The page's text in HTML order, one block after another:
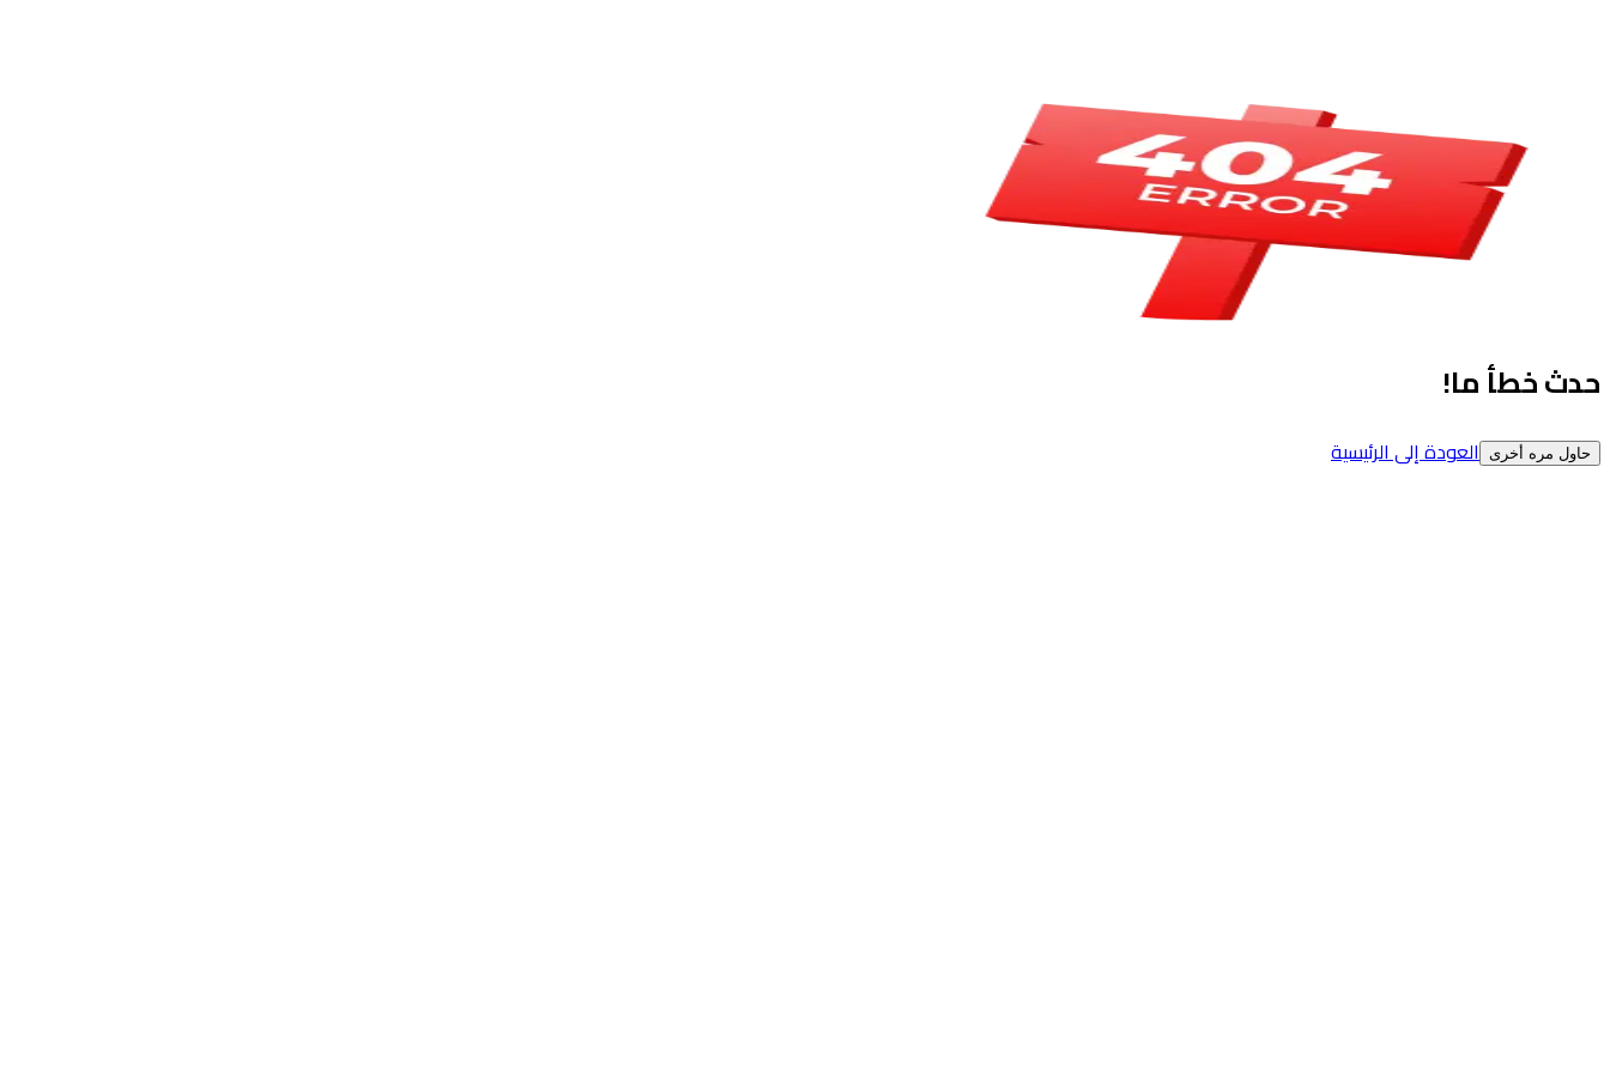
حدث خطأ ما!
حاول مره أخرى العودة إلى الرئيسية